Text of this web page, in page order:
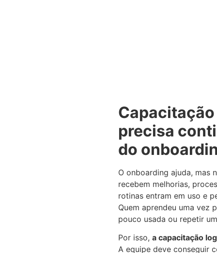
precisa
do
O onboarding ajuda, mas
recebem melhorias,
rotinas entram em uso e
Quem aprendeu uma vez
pouco usada ou repetir
Por isso, a capacitação
A equipe deve conseguir